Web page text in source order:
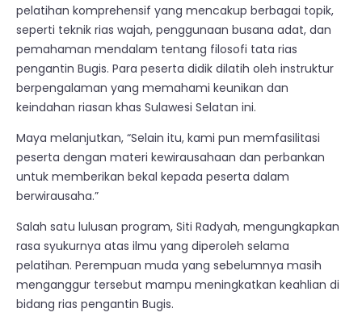
pelatihan komprehensif yang mencakup berbagai topik,
seperti teknik rias wajah, penggunaan busana adat, dan
pemahaman mendalam tentang filosofi tata rias
pengantin Bugis. Para peserta didik dilatih oleh instruktur
berpengalaman yang memahami keunikan dan
keindahan riasan khas Sulawesi Selatan ini.
Maya melanjutkan, “Selain itu, kami pun memfasilitasi
peserta dengan materi kewirausahaan dan perbankan
untuk memberikan bekal kepada peserta dalam
berwirausaha.”
Salah satu lulusan program, Siti Radyah, mengungkapkan
rasa syukurnya atas ilmu yang diperoleh selama
pelatihan. Perempuan muda yang sebelumnya masih
menganggur tersebut mampu meningkatkan keahlian di
bidang rias pengantin Bugis.